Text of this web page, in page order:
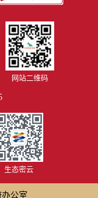
网站二维码
生态密云
公室